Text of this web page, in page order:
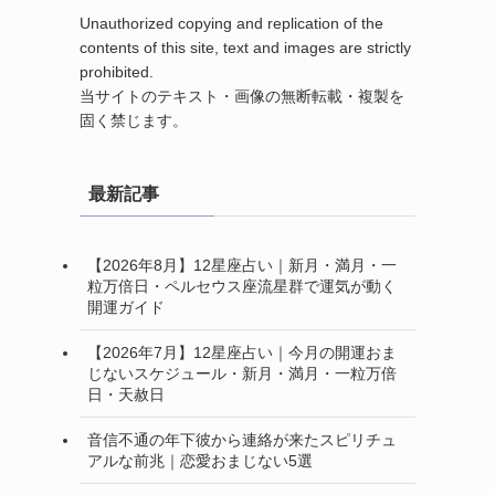
Unauthorized copying and replication of the
contents of this site, text and images are strictly
prohibited.
当サイトのテキスト・画像の無断転載・複製を
固く禁じます。
最新記事
【2026年8月】12星座占い｜新月・満月・一
粒万倍日・ペルセウス座流星群で運気が動く
開運ガイド
【2026年7月】12星座占い｜今月の開運おま
じないスケジュール・新月・満月・一粒万倍
日・天赦日
音信不通の年下彼から連絡が来たスピリチュ
アルな前兆｜恋愛おまじない5選